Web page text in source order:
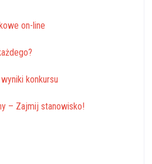
on-line
konkursu
– Zajmij stanowisko!